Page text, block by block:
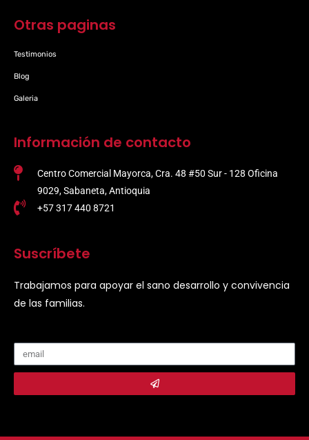
Otras paginas
Testimonios
Blog
Galeria
Información de contacto
Centro Comercial Mayorca, Cra. 48 #50 Sur - 128 Oficina
9029, Sabaneta, Antioquia
+57 317 440 8721
Suscríbete
Trabajamos para apoyar el sano desarrollo y convivencia
de las familias.
Submit